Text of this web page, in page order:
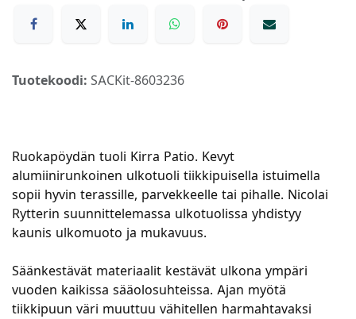
Tuotekoodi: SACKit-8603236
Ruokapöydän tuoli Kirra Patio. Kevyt
alumiinirunkoinen ulkotuoli tiikkipuisella istuimella
sopii hyvin terassille, parvekkeelle tai pihalle. Nicolai
Rytterin suunnittelemassa ulkotuolissa yhdistyy
kaunis ulkomuoto ja mukavuus.
Säänkestävät materiaalit kestävät ulkona ympäri
vuoden kaikissa sääolosuhteissa. Ajan myötä
tiikkipuun väri muuttuu vähitellen harmahtavaksi